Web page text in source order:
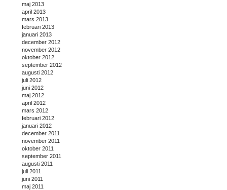
maj 2013
april 2013
mars 2013
februari 2013
januari 2013
december 2012
november 2012
oktober 2012
september 2012
augusti 2012
juli 2012
juni 2012
maj 2012
april 2012
mars 2012
februari 2012
januari 2012
december 2011
november 2011
oktober 2011
september 2011
augusti 2011
juli 2011
juni 2011
maj 2011